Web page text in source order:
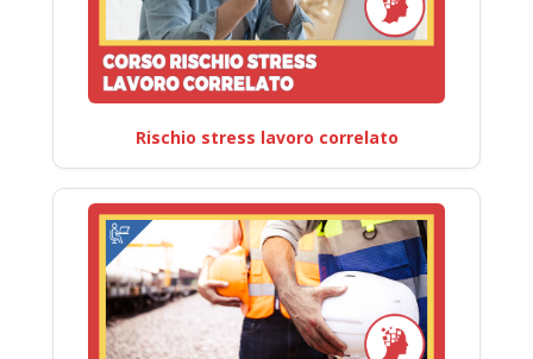
Rischio stress lavoro correlato